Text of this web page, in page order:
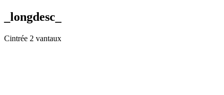
_longdesc_
Cintrée 2 vantaux